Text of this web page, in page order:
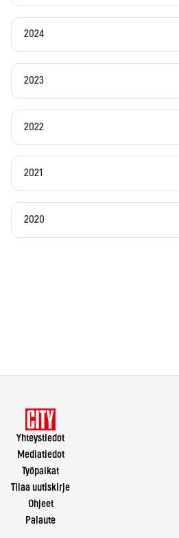
2024
2023
2022
2021
2020
Yhteystiedot
Mediatiedot
Työpaikat
Tilaa uutiskirje
Ohjeet
Palaute